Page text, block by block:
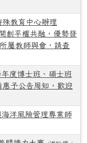
教育中心辦理
創平權共融，優勢發
屬教師與會，請查
度博士班、碩士班
予公告周知，歡迎
洋風險管理專業師